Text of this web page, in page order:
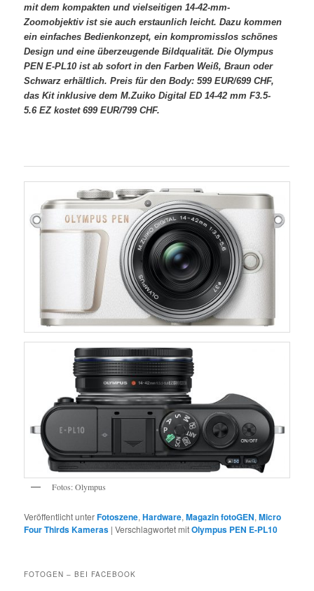
mit dem kompakten und vielseitigen 14-42-mm-
Zoomobjektiv ist sie auch erstaunlich leicht. Dazu kommen
ein einfaches Bedienkonzept, ein kompromisslos schönes
Design und eine überzeugende Bildqualität. Die Olympus
PEN E-PL10 ist ab sofort in den Farben Weiß, Braun oder
Schwarz erhältlich. Preis für den Body: 599 EUR/699 CHF,
das Kit inklusive dem M.Zuiko Digital ED 14-42 mm F3.5-
5.6 EZ kostet 699 EUR/799 CHF.
Fotos: Olympus
Veröffentlicht unterFotoszene,Hardware,Magazin fotoGEN,Micro
Four Thirds Kameras |Verschlagwortet mitOlympus PEN E-PL10
FOTOGEN – BEI FACEBOOK